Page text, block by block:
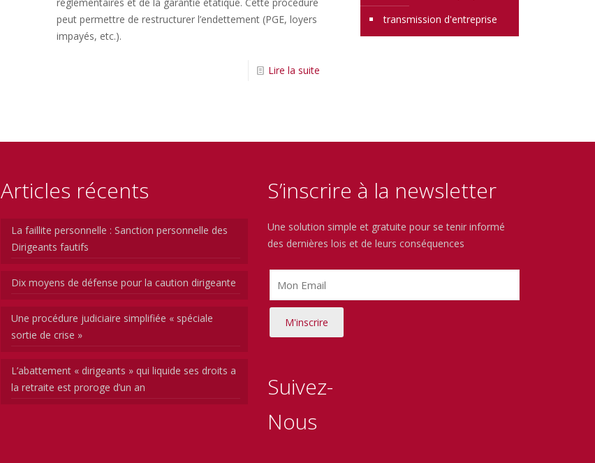
peut permettre de restructurer l’endettement (PGE, loyers
impayés, etc.).
Lire la suite
transmission d'entreprise
Articles récents
La faillite personnelle : Sanction personnelle des
Dirigeants fautifs
Dix moyens de défense pour la caution dirigeante
Une procédure judiciaire simplifiée « spéciale
sortie de crise »
L’abattement « dirigeants » qui liquide ses droits a
la retraite est proroge d’un an
S’inscrire à la newsletter
Une solution simple et gratuite pour se tenir informé
des dernières lois et de leurs conséquences
Suivez-
Nous